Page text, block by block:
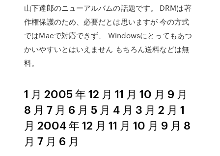
山下達郎のニューアルバムの話題です。 DRMは著
作権保護のため、必要だとは思いますが 今の方式
ではMacで対応できず、 Windowsにとってもあつ
かいやすいとはいえません もちろん送料などは無
料。
1 月 2005 年 12 月 11 月 10 月 9 月
8 月 7 月 6 月 5 月 4 月 3 月 2 月 1
月 2004 年 12 月 11 月 10 月 9 月 8
月 7 月 6 月